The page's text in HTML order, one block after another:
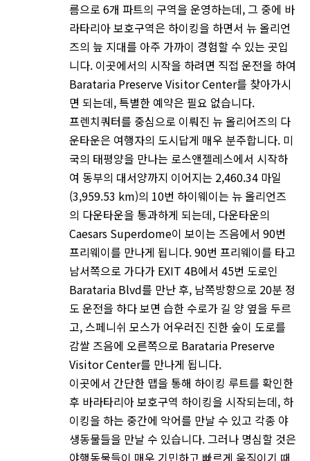
름으로 6개 파트의 구역을 운영하는데, 그 중에 바
라타리아 보호구역은 하이킹을 하면서 뉴 올리언
즈의 늪 지대를 아주 가까이 경험할 수 있는 곳입
니다. 이곳에서의 시작을 하려면 직접 운전을 하여
Barataria Preserve Visitor Center를 찾아가시
면 되는데, 특별한 예약은 필요 없습니다.
프렌치쿼터를 중심으로 이뤄진 뉴 올리어즈의 다
운타운은 여행자의 도시답게 매우 분주합니다. 미
국의 태평양을 만나는 로스앤젤레스에서 시작하
여 동부의 대서양까지 이어지는 2,460.34 마일
(3,959.53 km)의 10번 하이웨이는 뉴 올리언즈
의 다운타운을 통과하게 되는데, 다운타운의
Caesars Superdome이 보이는 즈음에서 90번
프리웨이를 만나게 됩니다. 90번 프리웨이를 타고
남서쪽으로 가다가 EXIT 4B에서 45번 도로인
Barataria Blvd를 만난 후, 남쪽방향으로 20분 정
도 운전을 하다 보면 습한 수로가 길 양 옆을 두르
고, 스페니쉬 모스가 어우러진 진한 숲이 도로를
감쌀 즈음에 오른쪽으로 Barataria Preserve
Visitor Center를 만나게 됩니다.
이곳에서 간단한 맵을 통해 하이킹 루트를 확인한
후 바라타리아 보호구역 하이킹을 시작되는데, 하
이킹을 하는 중간에 악어를 만날 수 있고 각종 야
생동물들을 만날 수 있습니다. 그러나 명심할 것은
야행동물들이 매우 기민하고 빠르게 움직이기 때